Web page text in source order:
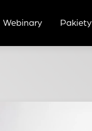
Webinary Pakiety